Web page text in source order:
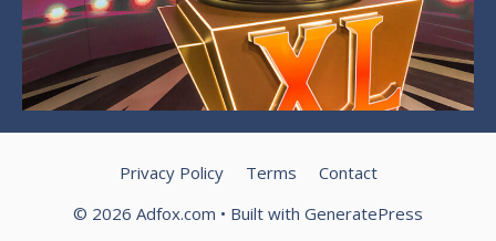
Privacy Policy Terms
Contact
© 2026 Adfox.com • Built with GeneratePress